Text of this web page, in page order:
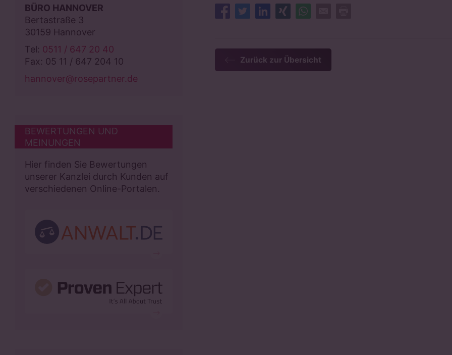
FacebookTwitterLinkedIn
XING
Zurück zur Übersicht
BÜRO HANNOVER
Bertastraße 3
30159 Hannover
Tel: 0511 / 647 20 40
Fax: 05 11 / 647 204 10
hannover@rosepartner.de
BEWERTUNGEN UND
MEINUNGEN
Hier finden Sie Bewertungen
unserer Kanzlei durch Kunden auf
verschiedenen Online-Portalen.